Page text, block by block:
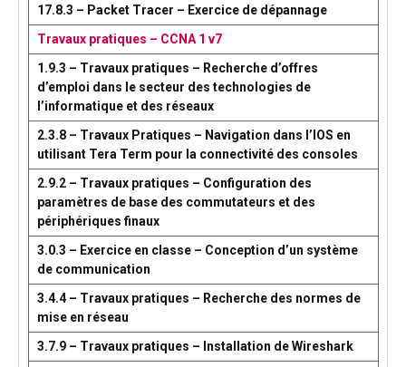
17.8.3 – Packet Tracer – Exercice de dépannage
Travaux pratiques – CCNA 1 v7
1.9.3 – Travaux pratiques – Recherche d’offres
d’emploi dans le secteur des technologies de
l’informatique et des réseaux
2.3.8 – Travaux Pratiques – Navigation dans l’IOS en
utilisant Tera Term pour la connectivité des consoles
2.9.2 – Travaux pratiques – Configuration des
paramètres de base des commutateurs et des
périphériques finaux
3.0.3 – Exercice en classe – Conception d’un système
de communication
3.4.4 – Travaux pratiques – Recherche des normes de
mise en réseau
3.7.9 – Travaux pratiques – Installation de Wireshark